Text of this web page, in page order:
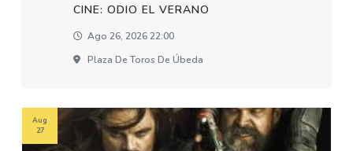
CINE: ODIO EL VERANO
Ago 26, 2026 22:00
Plaza De Toros De Úbeda
Aug
27